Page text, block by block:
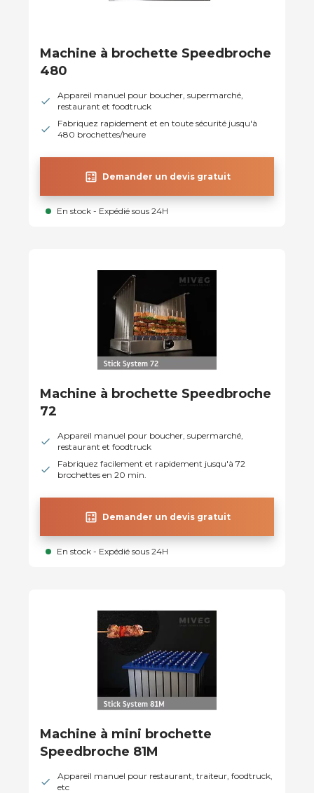
Machine à brochette Speedbroche
480
Appareil manuel pour boucher, supermarché,
restaurant et foodtruck
Fabriquez rapidement et en toute sécurité jusqu'à
480 brochettes/heure
calculate Demander un devis gratuit
En stock - Expédié sous 24H
Machine à brochette Speedbroche
72
Appareil manuel pour boucher, supermarché,
restaurant et foodtruck
Fabriquez facilement et rapidement jusqu'à 72
brochettes en 20 min.
calculate Demander un devis gratuit
En stock - Expédié sous 24H
Machine à mini brochette
Speedbroche 81M
Appareil manuel pour restaurant, traiteur, foodtruck,
etc